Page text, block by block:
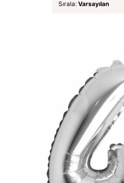
Sırala: Varsayılan